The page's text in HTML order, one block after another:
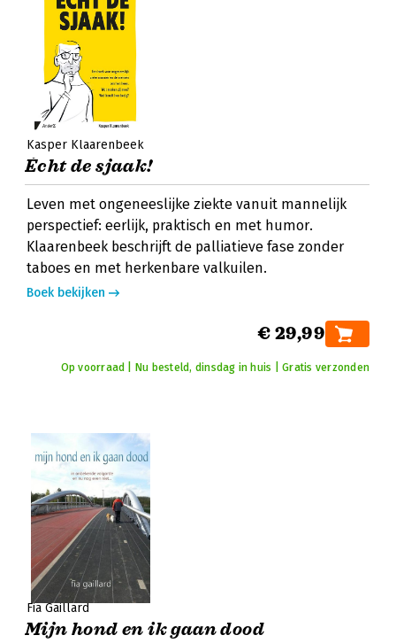
Kasper Klaarenbeek
Écht de sjaak!
Leven met ongeneeslijke ziekte vanuit mannelijk
perspectief: eerlijk, praktisch en met humor.
Klaarenbeek beschrijft de palliatieve fase zonder
taboes en met herkenbare valkuilen.
Boek bekijken
€ 29,99
Op voorraad | Nu besteld, dinsdag in huis | Gratis verzonden
Fia Gaillard
Mijn hond en ik gaan dood